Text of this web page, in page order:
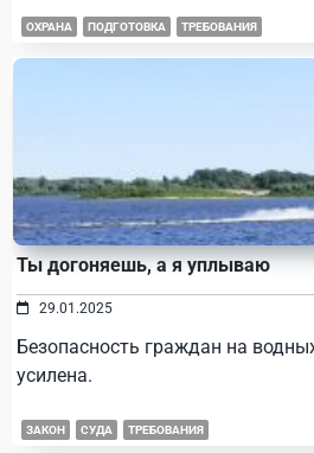
ОХРАНА ПОДГОТОВКА ТРЕБОВАНИЯ
Ты догоняешь, а я уплываю
29.01.2025
Безопасность граждан на
усилена.
ЗАКОН СУДА ТРЕБОВАНИЯ